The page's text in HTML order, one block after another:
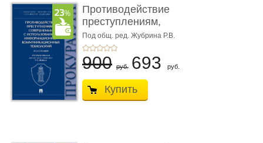
Противодействие
преступлениям,
совершаемым с ...
Под общ. ред. Жубрина Р.В.
900 руб. 693 руб.
Купить